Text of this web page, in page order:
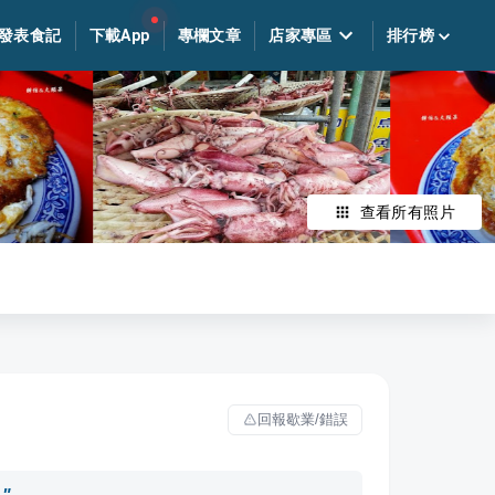
表食記 下載App 專欄文章 店家專區 排行榜
查看所有照片
回報歇業/錯誤